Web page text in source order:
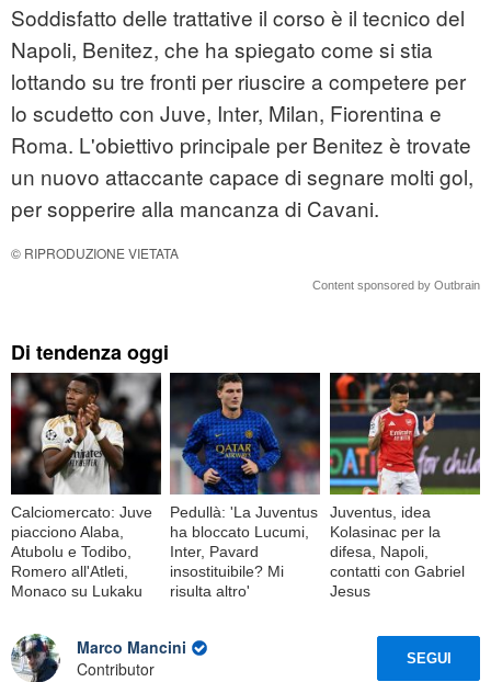
Soddisfatto delle trattative il corso è il tecnico del
Napoli, Benitez, che ha spiegato come si stia
lottando su tre fronti per riuscire a competere per
lo scudetto con Juve, Inter, Milan, Fiorentina e
Roma. L'obiettivo principale per Benitez è trovate
un nuovo attaccante capace di segnare molti gol,
per sopperire alla mancanza di Cavani.
© RIPRODUZIONE VIETATA
Content sponsored by Outbrain
Di tendenza oggi
Calciomercato: Juve
piacciono Alaba,
Atubolu e Todibo,
Romero all'Atleti,
Monaco su Lukaku
Pedullà: 'La Juventus
ha bloccato Lucumi,
Inter, Pavard
insostituibile? Mi
risulta altro'
Juventus, idea
Kolasinac per la
difesa, Napoli,
contatti con Gabriel
Jesus
Marco Mancini
Contributor
SEGUI